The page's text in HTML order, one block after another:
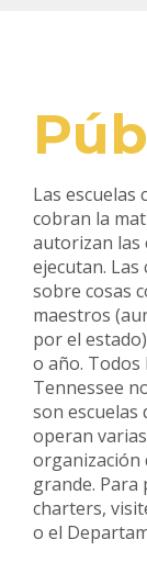
Las escuelas
cobran la
autorizan las
ejecutan.
sobre cosas
maestros
por el
o año.
Tennessee
son
operan
organización
grande.
charters,
o el